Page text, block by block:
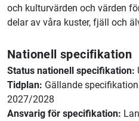
och kulturvärden och värden
delar av våra kuster, fjäll och
Nationell specifikation
Status nationell specifikation:
Tidplan: Gällande
2027/2028
Ansvarig för specifikation: